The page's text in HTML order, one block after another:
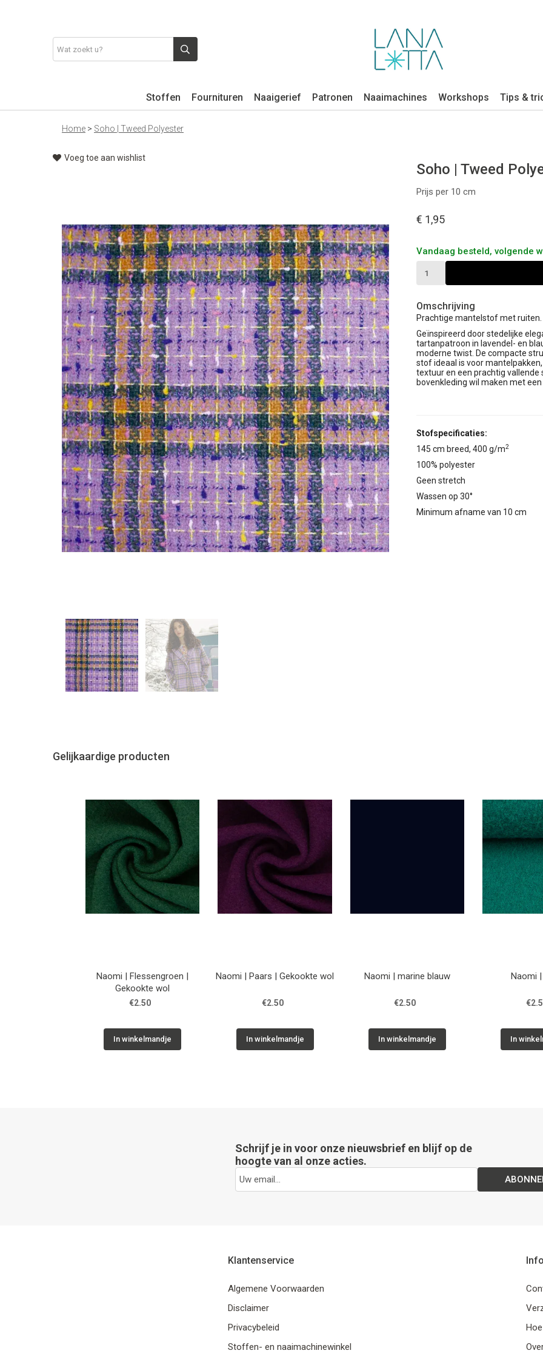
Stoffen Fournituren Naaigerief Patronen Naaimachines Workshops Tips &
Home > Soho | Tweed Polyester
Voeg toe aan wishlist
Soho | Tweed
Prijs per 10 cm
€ 1,95
Vandaag besteld, volgende
Omschrijving
Prachtige mantelstof met ruiten.
Geïnspireerd door stedelijke
tartanpatroon in lavendel- en
moderne twist. De compacte
stof ideaal is voor
textuur en een prachtig
bovenkleding wil maken met
Stofspecificaties:
145 cm breed, 400 g/m2
100% polyester
Geen stretch
Wassen op 30°
Minimum afname van 10 cm
Gelijkaardige producten
Naomi | Flessengroen |
Gekookte wol
€2.50
In winkelmandje
Naomi | Paars | Gekookte wol
€2.50
In winkelmandje
Naomi | marine blauw
€2.50
In winkelmandje
Naomi
In
Schrijf je in voor onze nieuwsbrief en blijf op de
hoogte van al onze acties.
Klantenservice
Algemene Voorwaarden
Disclaimer
Privacybeleid
Stoffen- en naaimachinewinkel
Info